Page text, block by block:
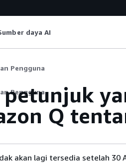
daya AI
Pengguna
Pengguna
petunjuk
Q
akan lagi tersedia setelah 30